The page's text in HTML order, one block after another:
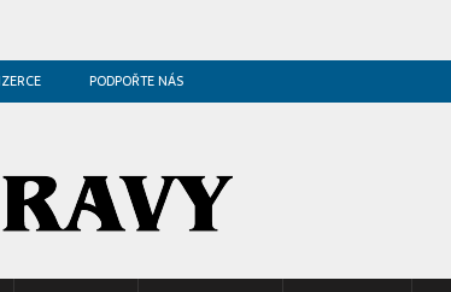
PODPOŘTE NÁS